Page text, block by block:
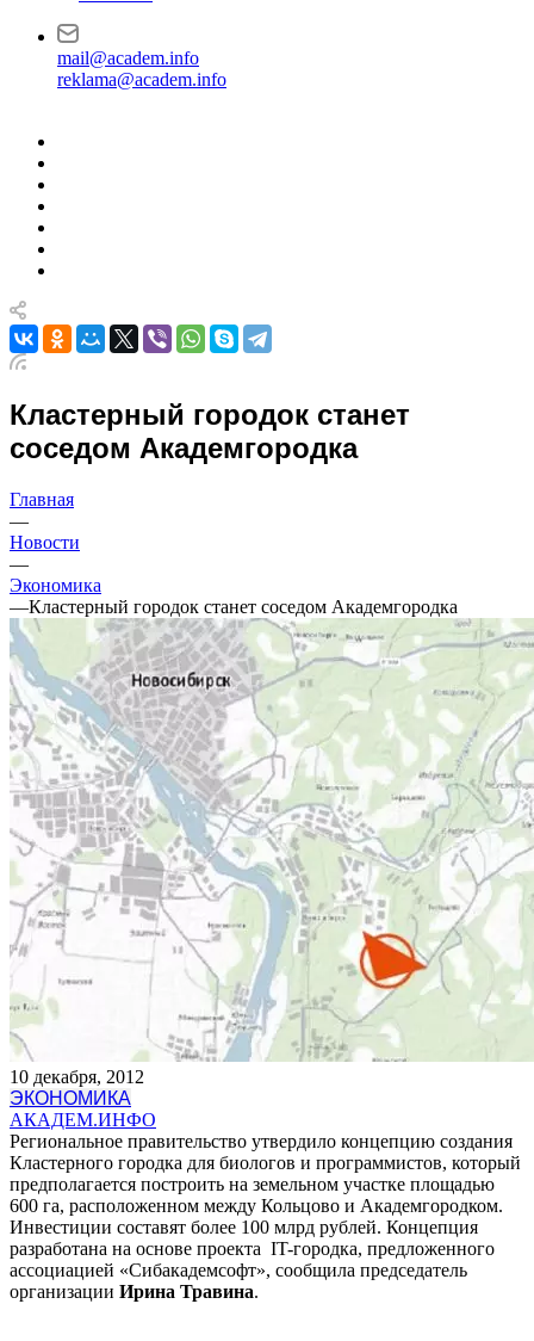
mail@academ.info
reklama@academ.info
Кластерный городок станет
соседом Академгородка
Главная
—
Новости
—
Экономика
—Кластерный городок станет соседом Академгородка
10 декабря, 2012
ЭКОНОМИКА
АКАДЕМ.ИНФО
Региональное правительство утвердило концепцию создания
Кластерного городка для биологов и программистов, который
предполагается построить на земельном участке площадью
600 га, расположенном между Кольцово и Академгородком.
Инвестиции составят более 100 млрд рублей. Концепция
разработана на основе проекта IT-городка, предложенного
ассоциацией «Сибакадемсофт», сообщила председатель
организации Ирина Травина.